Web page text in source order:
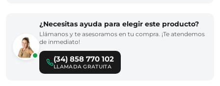
¿Necesitas ayuda para elegir este producto?
Llámanos y te asesoramos en tu compra. ¡Te atendemos
de inmediato!
(34) 858 770 102
LLAMADA GRATUITA